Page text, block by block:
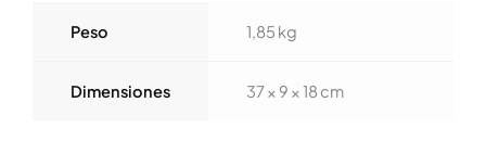
Peso 1,85 kg
Dimensiones 37 × 9 × 18 cm